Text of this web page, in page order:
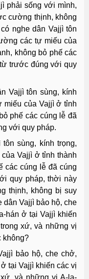
phải sống với mình,
cường thịnh, không
nghe dân Vajjì tôn
các tự miếu của
không bỏ phế các
trước đúng với quy
Vajjì tôn sùng, kính
miếu của Vajjì ở tỉnh
phế các cúng lễ đã
với quy pháp.
sùng, kính trọng,
Vajjì ở tỉnh thành
các cúng lễ đã cúng
quy pháp, thời này
thịnh, không bị suy
dân Vajjì bảo hộ, che
hán ở tại Vajjì khiến
xứ, và những vị
không?
bảo hộ, che chở,
tại Vajjì khiến các vị
và những vị A-la-